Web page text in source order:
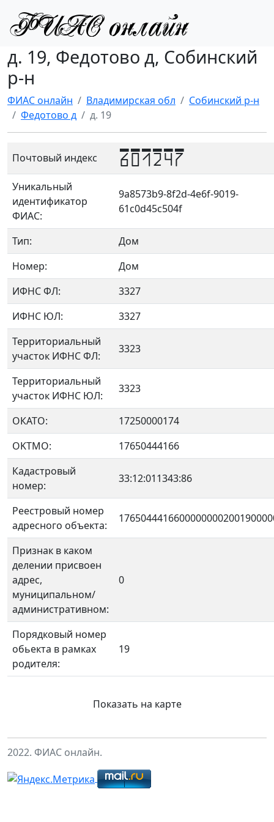
д. 19, Федотово д, Собинский
р-н
ФИАС онлайн Владимирская обл
Собинский р-н
Федотово д
д. 19
Почтовый индекс 601247
Уникальный
идентификатор
ФИАС:
9a8573b9-8f2d-4e6f-9019-
61c0d45c504f
Тип:
Дом
Номер:
Дом
ИФНС ФЛ:
3327
ИФНС ЮЛ:
3327
Территориальный
участок ИФНС ФЛ:
3323
Территориальный
участок ИФНС ЮЛ:
3323
ОКАТО:
17250000174
OKTMO:
17650444166
Кадастровый
номер:
33:12:011343:86
Реестровый номер
адресного объекта:
Признак в каком
делении присвоен
адрес,
муниципальном/
административном:
0
Порядковый номер
обьекта в рамках
родителя:
19
Показать на карте
2022. ФИАС онлайн.